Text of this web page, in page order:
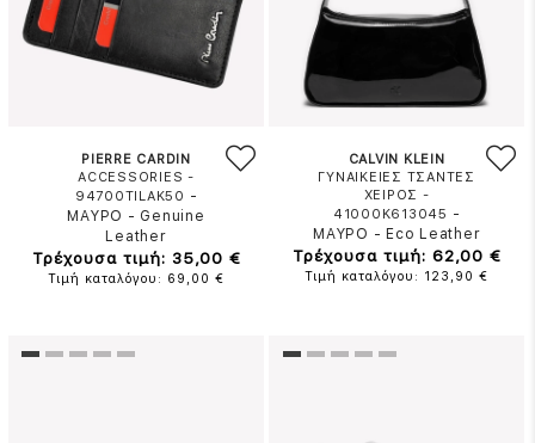
PIERRE CARDIN
ACCESSORIES -
94700TILAK50 -
ΜΑΥΡΟ - Genuine
Leather
Τρέχουσα τιμή: 35,00 €
Τιμή καταλόγου: 69,00 €
CALVIN KLEIN
ΓΥΝΑΙΚΕΙΕΣ ΤΣΑΝΤΕΣ
ΧΕΙΡΟΣ -
41000K613045 -
ΜΑΥΡΟ - Eco Leather
Τρέχουσα τιμή: 62,00 €
Τιμή καταλόγου: 123,90 €